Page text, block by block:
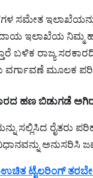
ಸಮೇತ
ಇಲಾಖೆಯ ನಿಮ್ಮ
ಬಳಿಕ ರಾಜ್ಯ
ವರ್ಗಾವಣೆ ಮೂಲಕ
ಹಣ ಬಿಡುಗಡೆ
ಸಲ್ಲಿಸಿದ ರೈತರು
ಅನುಸರಿಸಿ
ಟೈಲರಿಂಗ್